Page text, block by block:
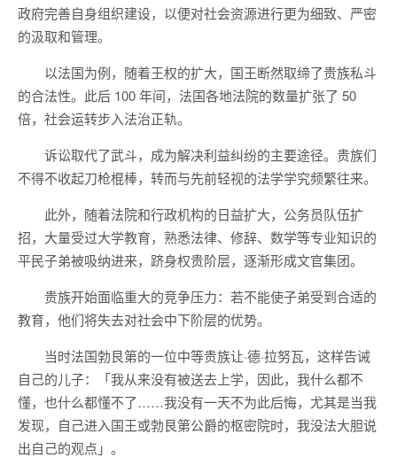
政府完善自身组织建设，以便对社会资源进行更为细致、严密
的汲取和管理。
以法国为例，随着王权的扩大，国王断然取缔了贵族私斗
的合法性。此后 100 年间，法国各地法院的数量扩张了 50
倍，社会运转步入法治正轨。
诉讼取代了武斗，成为解决利益纠纷的主要途径。贵族们
不得不收起刀枪棍棒，转而与先前轻视的法学学究频繁往来。
此外，随着法院和行政机构的日益扩大，公务员队伍扩
招，大量受过大学教育，熟悉法律、修辞、数学等专业知识的
平民子弟被吸纳进来，跻身权贵阶层，逐渐形成文官集团。
贵族开始面临重大的竞争压力：若不能使子弟受到合适的
教育，他们将失去对社会中下阶层的优势。
当时法国勃艮第的一位中等贵族让·德·拉努瓦，这样告诫
自己的儿子：「我从来没有被送去上学，因此，我什么都不
懂，也什么都懂不了……我没有一天不为此后悔，尤其是当我
发现，自己进入国王或勃艮第公爵的枢密院时，我没法大胆说
出自己的观点」。